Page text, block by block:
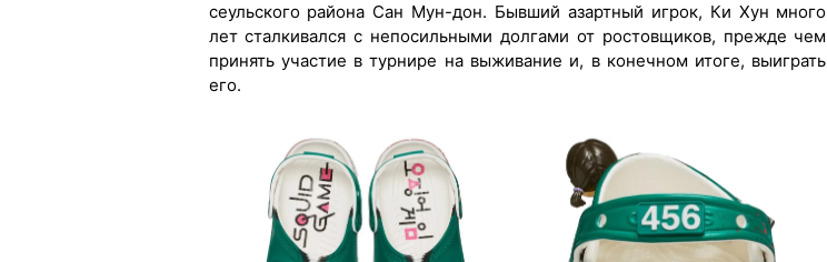
сеульского района Сан Мун-дон. Бывший азартный игрок, Ки Хун много
лет сталкивался с непосильными долгами от ростовщиков, прежде чем
принять участие в турнире на выживание и, в конечном итоге, выиграть
его.